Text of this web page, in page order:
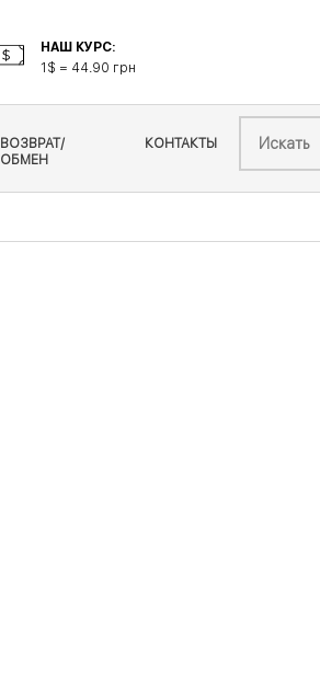
НАШ КУРС:
1$ = 44.90 грн
ВОЗВРАТ/
ОБМЕН
КОНТАКТЫ